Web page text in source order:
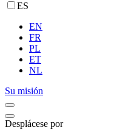
ES
EN
FR
PL
ET
NL
Su misión
Desplácese por